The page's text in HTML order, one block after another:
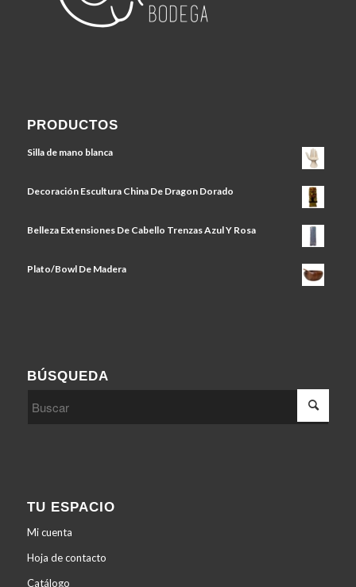
PRODUCTOS
Silla de mano blanca
Decoración Escultura China De Dragon Dorado
Belleza Extensiones De Cabello Trenzas Azul Y Rosa
Plato/Bowl De Madera
BÚSQUEDA
TU ESPACIO
Mi cuenta
Hoja de contacto
Catálogo